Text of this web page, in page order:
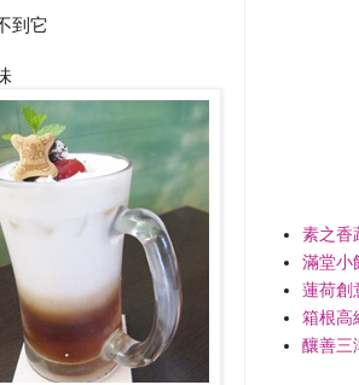
到它
素之香
滿堂小
蓮荷創
箱根高
釀善三